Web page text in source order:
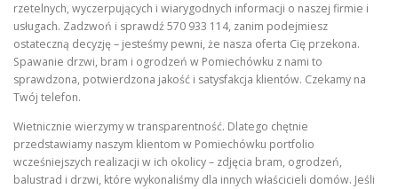
rzetelnych, wyczerpujących i wiarygodnych informacji o naszej firmie i
usługach. Zadzwoń i sprawdź 570 933 114, zanim podejmiesz
ostateczną decyzję – jesteśmy pewni, że nasza oferta Cię przekona.
Spawanie drzwi, bram i ogrodzeń w Pomiechówku z nami to
sprawdzona, potwierdzona jakość i satysfakcja klientów. Czekamy na
Twój telefon.
Wietnicznie wierzymy w transparentność. Dlatego chętnie
przedstawiamy naszym klientom w Pomiechówku portfolio
wcześniejszych realizacji w ich okolicy – zdjęcia bram, ogrodzeń,
balustrad i drzwi, które wykonaliśmy dla innych właścicieli domów. Jeśli